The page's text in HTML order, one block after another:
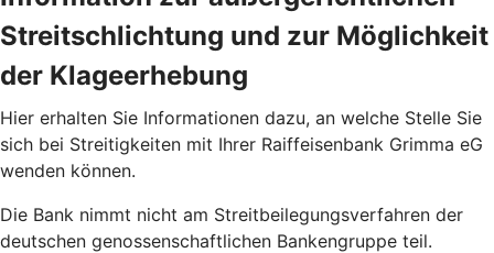
Streitschlichtung und zur Möglichkeit
der Klageerhebung
Hier erhalten Sie Informationen dazu, an welche Stelle Sie
sich bei Streitigkeiten mit Ihrer Raiffeisenbank Grimma eG
wenden können.
Die Bank nimmt nicht am Streitbeilegungsverfahren der
deutschen genossenschaftlichen Bankengruppe teil.